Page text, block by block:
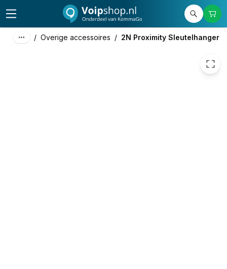
/ Overige accessoires / 2N Proximity Sleutelhanger
excl. btw
incl. btw